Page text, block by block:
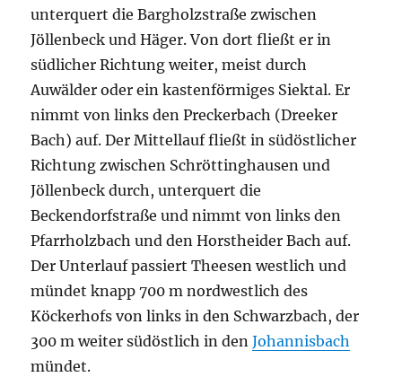
unterquert die Bargholzstraße zwischen
Jöllenbeck und Häger. Von dort fließt er in
südlicher Richtung weiter, meist durch
Auwälder oder ein kastenförmiges Siektal. Er
nimmt von links den Preckerbach (Dreeker
Bach) auf. Der Mittellauf fließt in südöstlicher
Richtung zwischen Schröttinghausen und
Jöllenbeck durch, unterquert die
Beckendorfstraße und nimmt von links den
Pfarrholzbach und den Horstheider Bach auf.
Der Unterlauf passiert Theesen westlich und
mündet knapp 700 m nordwestlich des
Köckerhofs von links in den Schwarzbach, der
300 m weiter südöstlich in denJohannisbach
mündet.